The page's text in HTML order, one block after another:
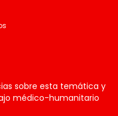
sobre esta temática y
médico-humanitario